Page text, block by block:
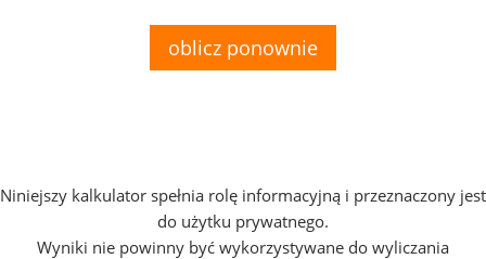
oblicz ponownie
Niniejszy kalkulator spełnia rolę informacyjną i przeznaczony jest
do użytku prywatnego.
Wyniki nie powinny być wykorzystywane do wyliczania